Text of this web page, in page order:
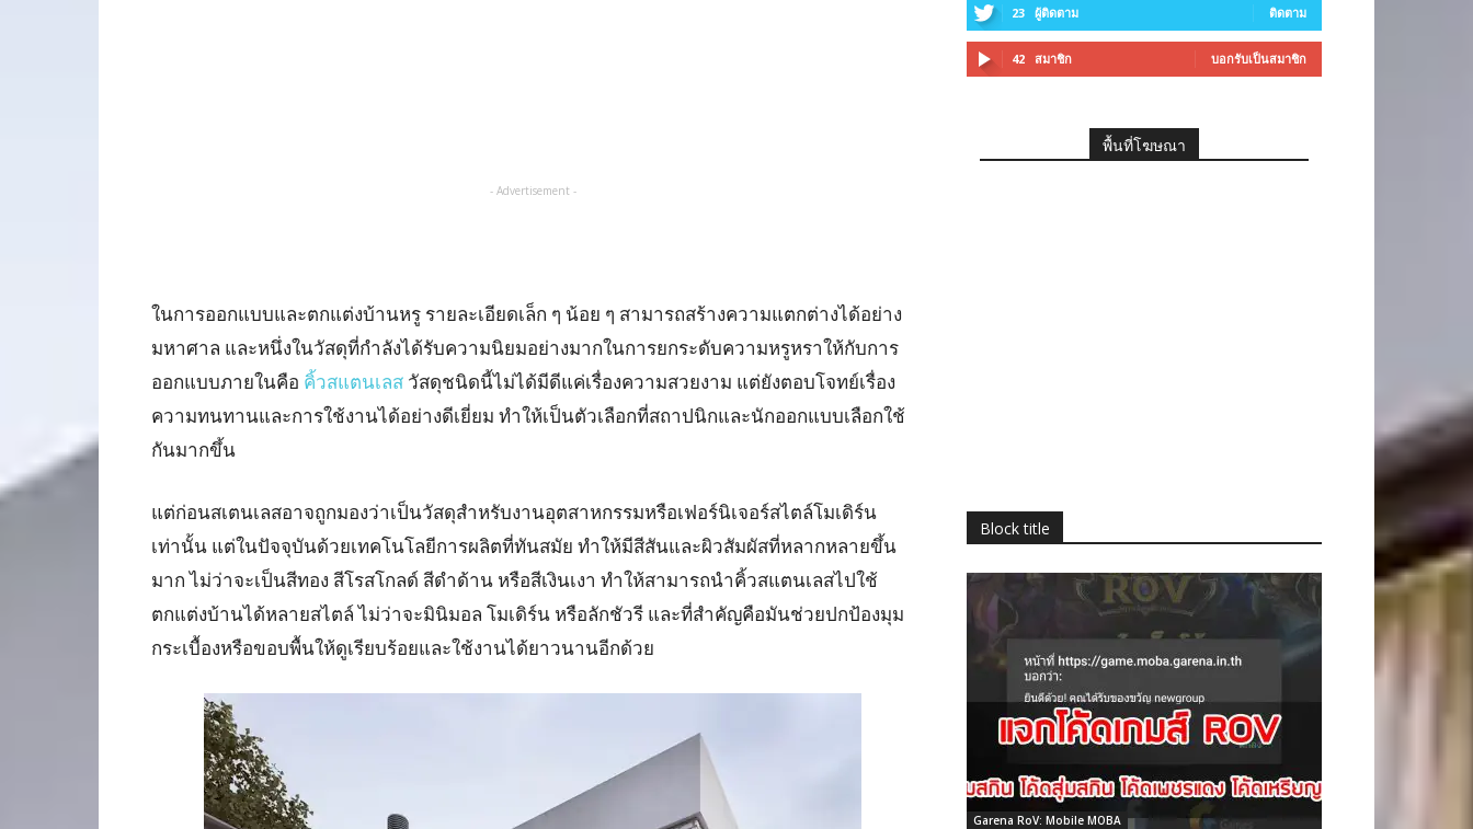
- Advertisement -
ในการออกแบบและตกแต่งบ้านหรู รายละเอียดเล็ก ๆ น้อย ๆ สามารถสร้างความแตกต่างได้อย่าง
มหาศาล และหนึ่งในวัสดุที่กำลังได้รับความนิยมอย่างมากในการยกระดับความหรูหราให้กับการ
ออกแบบภายในคือ คิ้วสแตนเลส วัสดุชนิดนี้ไม่ได้มีดีแค่เรื่องความสวยงาม แต่ยังตอบโจทย์เรื่อง
ความทนทานและการใช้งานได้อย่างดีเยี่ยม ทำให้เป็นตัวเลือกที่สถาปนิกและนักออกแบบเลือกใช้
กันมากขึ้น
แต่ก่อนสเตนเลสอาจถูกมองว่าเป็นวัสดุสำหรับงานอุตสาหกรรมหรือเฟอร์นิเจอร์สไตล์โมเดิร์น
เท่านั้น แต่ในปัจจุบันด้วยเทคโนโลยีการผลิตที่ทันสมัย ทำให้มีสีสันและผิวสัมผัสที่หลากหลายขึ้น
มาก ไม่ว่าจะเป็นสีทอง สีโรสโกลด์ สีดำด้าน หรือสีเงินเงา ทำให้สามารถนำคิ้วสแตนเลสไปใช้
ตกแต่งบ้านได้หลายสไตล์ ไม่ว่าจะมินิมอล โมเดิร์น หรือลักชัวรี และที่สำคัญคือมันช่วยปกป้องมุม
กระเบื้องหรือขอบพื้นให้ดูเรียบร้อยและใช้งานได้ยาวนานอีกด้วย
23 ผู้ติดตาม ติดตาม
42 สมาชิก บอกรับเป็นสมาชิก
พื้นที่โฆษณา
Block title
Garena RoV: Mobile MOBA